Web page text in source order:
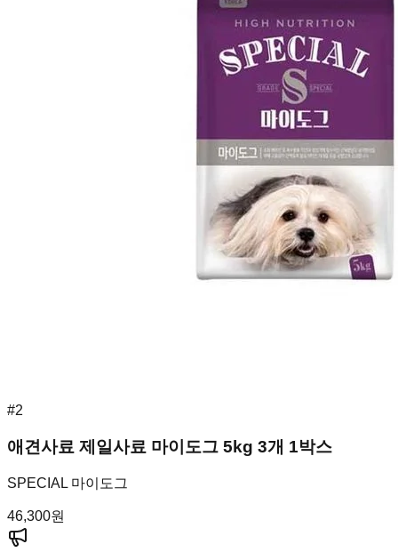
#2
애견사료 제일사료 마이도그 5kg 3개 1박스
SPECIAL 마이도그
46,300원